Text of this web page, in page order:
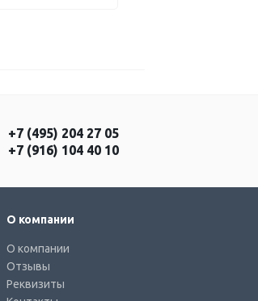
+7 (495) 204 27 05
+7 (916) 104 40 10
О компании
О компании
Отзывы
Реквизиты